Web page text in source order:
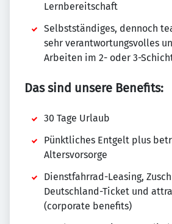
Lernbereitschaft
Selbstständiges, dennoch
sehr verantwortungs­volles
Arbeiten im 2- oder 3-
Das sind unsere Benefits:
30 Tage Urlaub
Pünktliches Entgelt plus
Altersvorsorge
Dienstfahrrad-Leasing,
Deutschland-Ticket und
(corporate benefits)